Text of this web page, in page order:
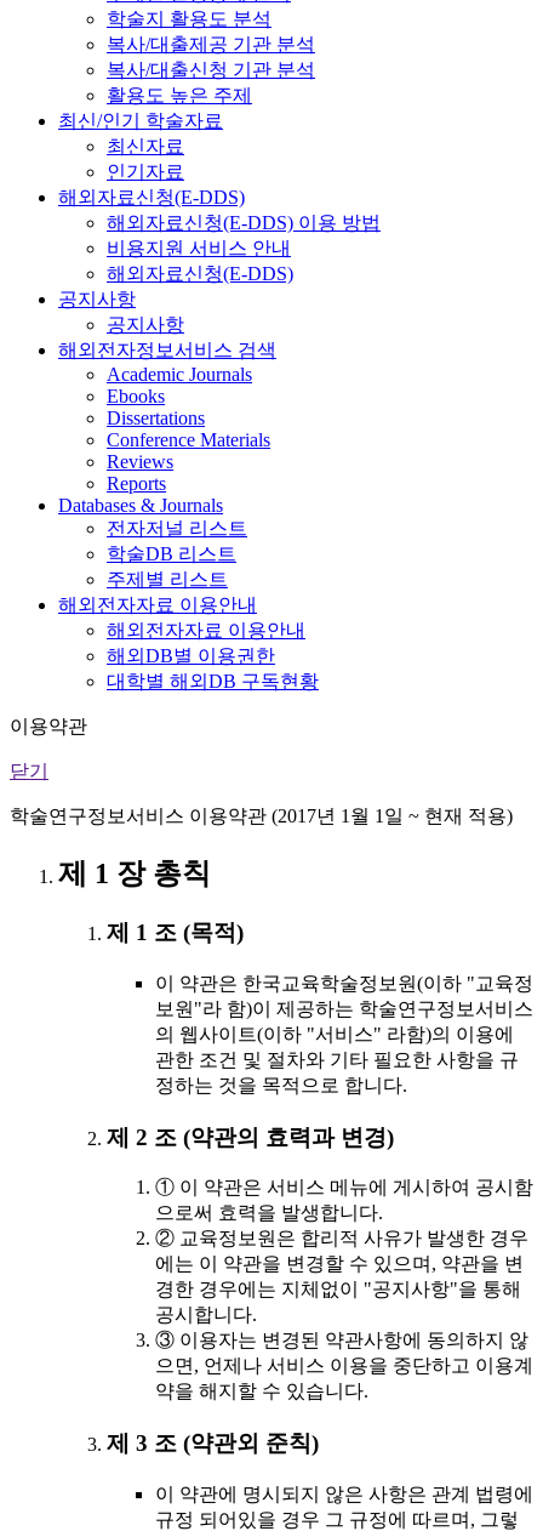
학술지 활용도 분석
복사/대출제공 기관 분석
복사/대출신청 기관 분석
활용도 높은 주제
최신/인기 학술자료
최신자료
인기자료
해외자료신청(E-DDS)
해외자료신청(E-DDS) 이용 방법
비용지원 서비스 안내
해외자료신청(E-DDS)
공지사항
공지사항
해외전자정보서비스 검색
Academic Journals
Ebooks
Dissertations
Conference Materials
Reviews
Reports
Databases & Journals
전자저널 리스트
학술DB 리스트
주제별 리스트
해외전자자료 이용안내
해외전자자료 이용안내
해외DB별 이용권한
대학별 해외DB 구독현황
이용약관
닫기
학술연구정보서비스 이용약관 (2017년 1월 1일 ~ 현재 적용)
제 1 장 총칙
제 1 조 (목적)
이 약관은 한국교육학술정보원(이하 "교육정
보원"라 함)이 제공하는 학술연구정보서비스
의 웹사이트(이하 "서비스" 라함)의 이용에
관한 조건 및 절차와 기타 필요한 사항을 규
정하는 것을 목적으로 합니다.
제 2 조 (약관의 효력과 변경)
① 이 약관은 서비스 메뉴에 게시하여 공시함
으로써 효력을 발생합니다.
② 교육정보원은 합리적 사유가 발생한 경우
에는 이 약관을 변경할 수 있으며, 약관을 변
경한 경우에는 지체없이 "공지사항"을 통해
공시합니다.
③ 이용자는 변경된 약관사항에 동의하지 않
으면, 언제나 서비스 이용을 중단하고 이용계
약을 해지할 수 있습니다.
제 3 조 (약관외 준칙)
이 약관에 명시되지 않은 사항은 관계 법령에
규정 되어있을 경우 그 규정에 따르며, 그렇